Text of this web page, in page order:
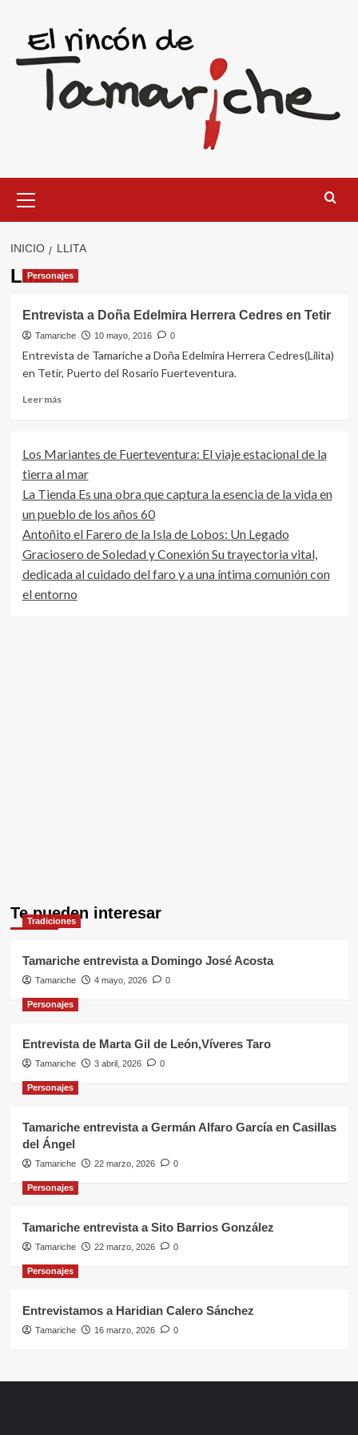
contenido
primario
INICIO LLITA
Llita
Personajes
Entrevista a Doña Edelmira Herrera Cedres en Tetir
Tamariche 10 mayo, 2016 0
Entrevista de Tamariche a Doña Edelmira Herrera Cedres(Lilita)
en Tetir, Puerto del Rosario Fuerteventura.
Leer másLeer
a
Doña
Edelmira
Herrera
Cedres
en
Los Mariantes de Fuerteventura: El viaje estacional de la
tierra al mar
La Tienda Es una obra que captura la esencia de la vida en
un pueblo de los años 60
Antoñito el Farero de la Isla de Lobos: Un Legado
Graciosero de Soledad y Conexión Su trayectoria vital,
dedicada al cuidado del faro y a una íntima comunión con
el entorno
Te pueden interesar
Tradiciones
Tamariche entrevista a Domingo José Acosta
Tamariche 4 mayo, 2026 0
Personajes
Entrevista de Marta Gil de León,Víveres Taro
Tamariche 3 abril, 2026 0
Personajes
Tamariche entrevista a Germán Alfaro García en Casillas
del Ángel
Tamariche 22 marzo, 2026 0
Personajes
Tamariche entrevista a Sito Barrios González
Tamariche 22 marzo, 2026 0
Personajes
Entrevistamos a Haridian Calero Sánchez
Tamariche 16 marzo, 2026 0